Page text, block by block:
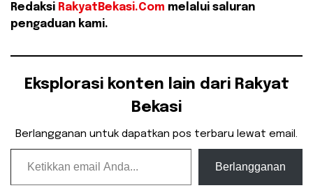
Redaksi RakyatBekasi.Com melalui saluran
pengaduan kami.
Eksplorasi konten lain dari Rakyat
Bekasi
Berlangganan untuk dapatkan pos terbaru lewat email.
Ketikkan email Anda...
Berlangganan